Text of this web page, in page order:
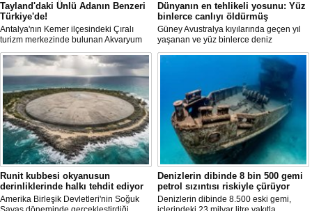
Tayland'daki Ünlü Adanın Benzeri
Türkiye'de!
Antalya'nın Kemer ilçesindeki Çıralı
turizm merkezinde bulunan Akvaryum
Koyu, Tayland'daki "James Bond Adası"
olarak bilinen Ko Tapu Adası'na benzer
görüntüsüyle dikkat çekiyor. Sadece
deniz yoluyla ulaşılabilen koy, turkuaz
suları, bakir doğası ve zengin deniz
yaşamıyla ziyaretçilerin ilgi odağı haline
geldi. İşte detaylar...
Dünyanın en tehlikeli yosunu: Yüz
binlerce canlıyı öldürmüş
Güney Avustralya kıyılarında geçen yıl
yaşanan ve yüz binlerce deniz
canlısının ölümüne yol açan çevre
felaketinin arkasındaki yosun türü
incelendi. Araştırmacılar, söz konusu
mikroalgin bugüne kadar incelenen
türler arasında en zehirli örnek
olduğunu ortaya çıkardı.
Runit kubbesi okyanusun
derinliklerinde halkı tehdit ediyor
Amerika Birleşik Devletleri'nin Soğuk
Denizlerin dibinde 8 bin 500 gemi
petrol sızıntısı riskiyle çürüyor
Denizlerin dibinde 8.500 eski gemi,